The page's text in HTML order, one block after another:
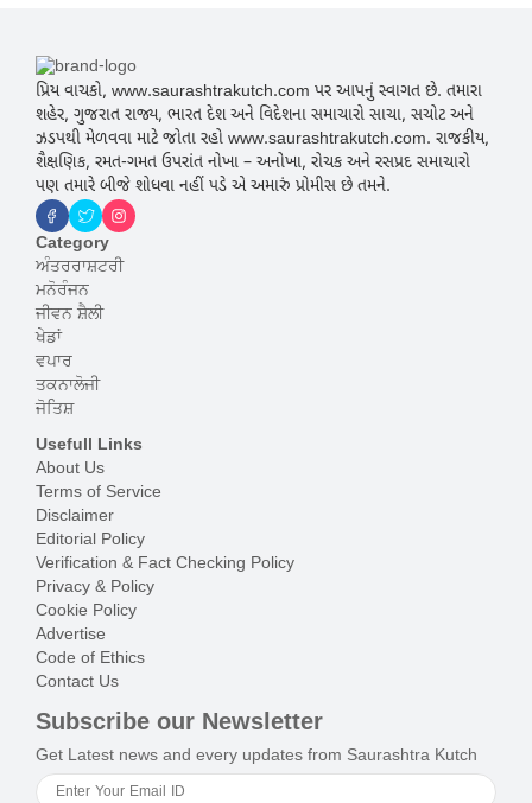
પ્રિય વાચકો, www.saurashtrakutch.com પર આપનું સ્વાગત છે. તમારા
શહેર, ગુજરાત રાજ્ય, ભારત દેશ અને વિદેશના સમાચારો સાચા, સચોટ અને
ઝડપથી મેળવવા માટે જોતા રહો www.saurashtrakutch.com. રાજકીય,
શૈક્ષણિક, રમત-ગમત ઉપરાંત નોખા – અનોખા, રોચક અને રસપ્રદ સમાચારો
પણ તમારે બીજે શોધવા નહીં પડે એ અમારું પ્રોમીસ છે તમને.
Category
ਅੰਤਰਰਾਸ਼ਟਰੀ
ਮਨੋਰੰਜਨ
ਜੀਵਨ ਸ਼ੈਲੀ
ਖੇਡਾਂ
ਵਪਾਰ
ਤਕਨਾਲੋਜੀ
ਜੋਤਿਸ਼
Usefull Links
About Us
Terms of Service
Disclaimer
Editorial Policy
Verification & Fact Checking Policy
Privacy & Policy
Cookie Policy
Advertise
Code of Ethics
Contact Us
Subscribe our Newsletter
Get Latest news and every updates from Saurashtra Kutch